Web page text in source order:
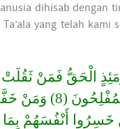
dihisab dengan
yang telah kami
الْحَقُّ فَمَنْ ثَقُلَتْ
فَأُولَئِكَ هُمُ
أَنْفُسَهُمْ بِمَا